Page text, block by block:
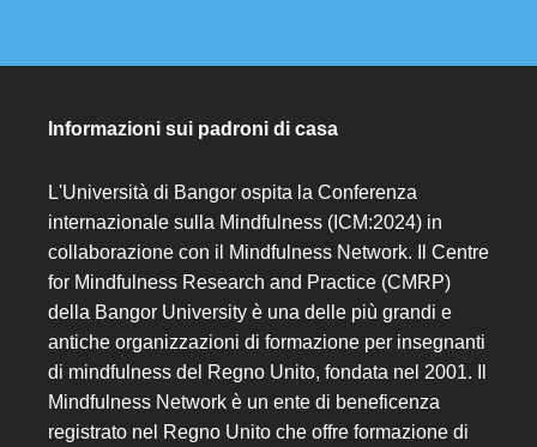
Informazioni sui padroni di casa
L'Università di Bangor ospita la Conferenza
internazionale sulla Mindfulness (ICM:2024) in
collaborazione con il Mindfulness Network. Il Centre
for Mindfulness Research and Practice (CMRP)
della Bangor University è una delle più grandi e
antiche organizzazioni di formazione per insegnanti
di mindfulness del Regno Unito, fondata nel 2001. Il
Mindfulness Network è un ente di beneficenza
registrato nel Regno Unito che offre formazione di